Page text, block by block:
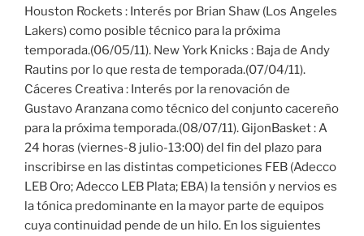
Houston Rockets : Interés por Brian Shaw (Los Angeles
Lakers) como posible técnico para la próxima
temporada.(06/05/11). New York Knicks : Baja de Andy
Rautins por lo que resta de temporada.(07/04/11).
Cáceres Creativa : Interés por la renovación de
Gustavo Aranzana como técnico del conjunto cacereño
para la próxima temporada.(08/07/11). GijonBasket : A
24 horas (viernes-8 julio-13:00) del fin del plazo para
inscribirse en las distintas competiciones FEB (Adecco
LEB Oro; Adecco LEB Plata; EBA) la tensión y nervios es
la tónica predominante en la mayor parte de equipos
cuya continuidad pende de un hilo. En los siguientes